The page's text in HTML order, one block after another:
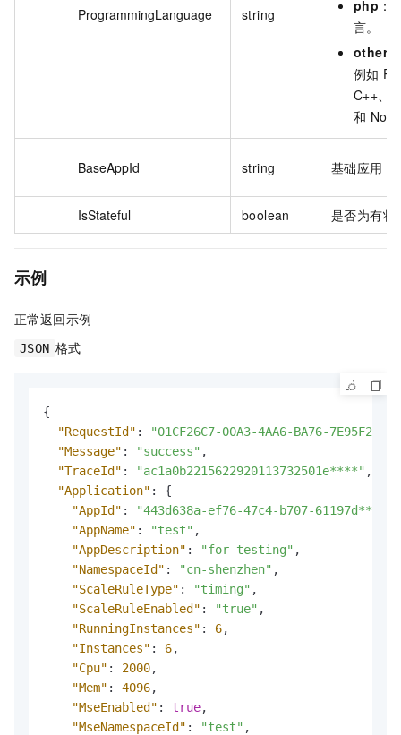
ProgrammingLanguage string php ：
言。
other
例如
C++、
和
BaseAppId string 基础应用
IsStateful boolean 是否为有状
示例
正常返回示例
JSON 格式
{
"RequestId" :
"01CF26C7-00A3-4AA6-BA76-
"Message" : "success" ,
"TraceId" : "ac1a0b2215622920113732501e****" ,
"Application" :
{
"AppId" :
"443d638a-ef76-47c4-b707-
"AppName" : "test" ,
"AppDescription" : "for testing" ,
"NamespaceId" : "cn-shenzhen" ,
"ScaleRuleType" : "timing" ,
"ScaleRuleEnabled" : "true" ,
"RunningInstances" : 6,
"Instances" : 6,
"Cpu" : 2000,
"Mem" : 4096,
"MseEnabled" : true,
"MseNamespaceId" : "test" ,